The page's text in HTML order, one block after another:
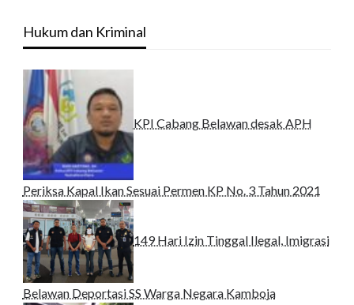
Hukum dan Kriminal
KPI Cabang Belawan desak APH
Periksa Kapal Ikan Sesuai Permen KP No. 3 Tahun 2021
149 Hari Izin Tinggal Ilegal, Imigrasi
Belawan Deportasi SS Warga Negara Kamboja